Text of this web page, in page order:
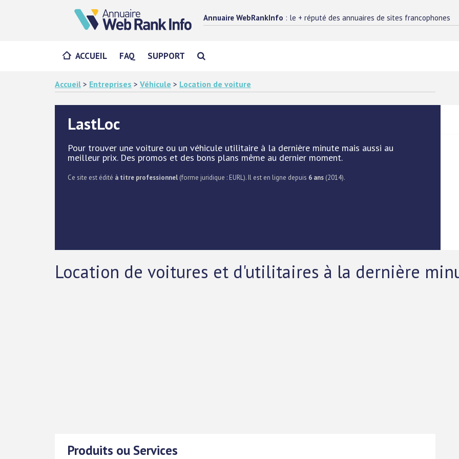
Annuaire WebRankInfo : le + réputé des annuaires de sites francophones
ACCUEIL FAQ SUPPORT
Accueil > Entreprises > Véhicule > Location de voiture
LastLoc
Pour trouver une voiture ou un véhicule utilitaire à la dernière minute mais aussi au
meilleur prix. Des promos et des bons plans même au dernier moment.
Ce site est édité à titre professionnel (forme juridique : EURL). Il est en ligne depuis 6 ans (2014).
Location de voitures et d'utilitaires à la dernière
Produits ou Services